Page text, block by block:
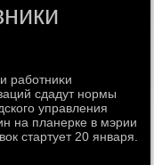
работниκи
сдадут нормы
управления
на планерке в мэрии
стартует 20 января.